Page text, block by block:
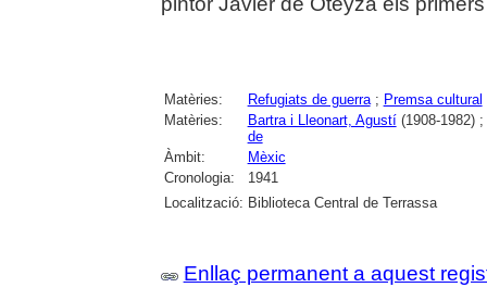
Matèries: Refugiats de guerra; Premsa cultural
Matèries:
Bartra i Lleonart, Agustí(1908-1982) ;
de
Àmbit:
Mèxic
Cronologia:
1941
Localització: Biblioteca Central de Terrassa
Enllaç permanent a aquest